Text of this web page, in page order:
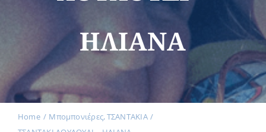
Εκδηλώσεις
Νέα
ΗΛΙΑΝΑ
Home Μπομπονιέρες ΤΣΑΝΤΑΚΙΑ